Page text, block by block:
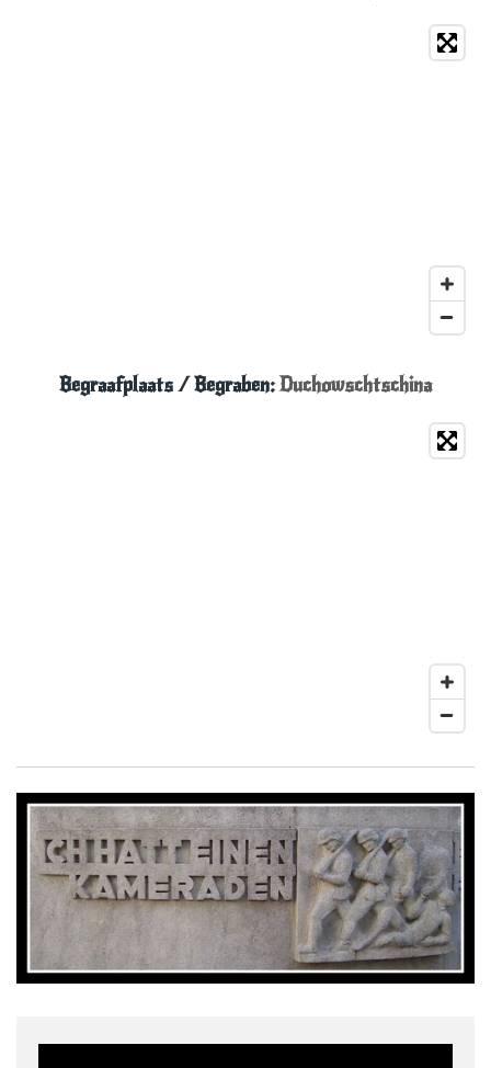
Begraafplaats / Begraben:Duchowschtschina